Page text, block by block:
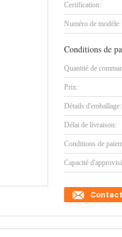
Certification:
Numéro de modèle:
Conditions de
Quantité de
Prix:
Détails d'emballage:
Délai de livraison:
Conditions de
Capacité
Contact